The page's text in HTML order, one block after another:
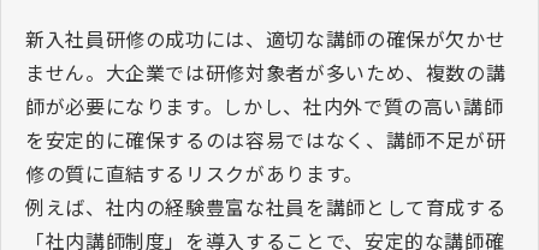
新入社員研修の成功には、適切な講師の確保が欠かせ
ません。大企業では研修対象者が多いため、複数の講
師が必要になります。しかし、社内外で質の高い講師
を安定的に確保するのは容易ではなく、講師不足が研
修の質に直結するリスクがあります。
例えば、社内の経験豊富な社員を講師として育成する
「社内講師制度」を導入することで、安定的な講師確